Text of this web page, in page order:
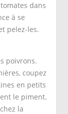
dans
à se
pelez-les.
poivrons.
coupez
en petits
le piment.
la